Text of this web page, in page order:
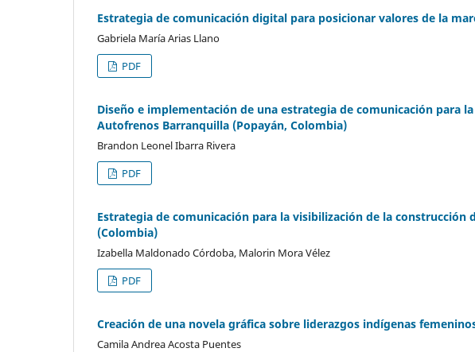
Estrategia de comunicación digital para posicionar valores de la
Gabriela María Arias Llano
PDF
Diseño e implementación de una estrategia de comunicación para
Autofrenos Barranquilla (Popayán, Colombia)
Brandon Leonel Ibarra Rivera
PDF
Estrategia de comunicación para la visibilización de la construcción
(Colombia)
Izabella Maldonado Córdoba, Malorin Mora Vélez
PDF
Creación de una novela gráfica sobre liderazgos indígenas
Camila Andrea Acosta Puentes